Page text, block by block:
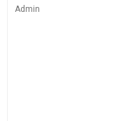
Admin